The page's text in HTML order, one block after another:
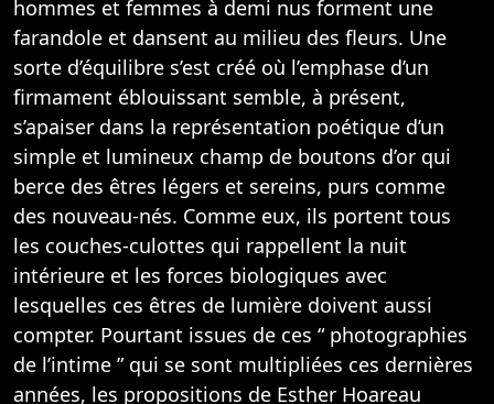
hommes et femmes à demi nus forment une
farandole et dansent au milieu des fleurs. Une
sorte d’équilibre s’est créé où l’emphase d’un
firmament éblouissant semble, à présent,
s’apaiser dans la représentation poétique d’un
simple et lumineux champ de boutons d’or qui
berce des êtres légers et sereins, purs comme
des nouveau-nés. Comme eux, ils portent tous
les couches-culottes qui rappellent la nuit
intérieure et les forces biologiques avec
lesquelles ces êtres de lumière doivent aussi
compter. Pourtant issues de ces “ photographies
de l’intime ” qui se sont multipliées ces dernières
années, les propositions de Esther Hoareau